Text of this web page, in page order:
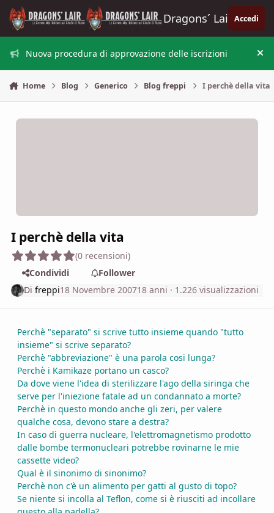
Vai al contenuto
Dragons´ Lair Accedi
Nuova procedura di approvazione delle iscrizioni
Home Blog Generico Blog freppi I perchè della vita
I perchè della vita
(0 recensioni)
Condividi
Follower
Difreppi18 Novembre 200718 anni · 1.226 visualizzazioni
Perchè "separato" si scrive tutto insieme quando "tutto
insieme" si scrive separato?
Perchè "abbreviazione" è una parola cosi lunga?
Perchè i Kamikaze portano un casco?
Da dove viene l'idea di sterilizzare l'ago della siringa che
serve per l'iniezione fatale ad un condannato a morte?
Perchè in questo mondo anche gli zeri, per valere
qualche cosa, devono stare a destra?
In caso di guerra nucleare, l'elettromagnetismo prodotto
dalle bombe termonucleari potrebbe rovinarne le mie
cassette video?
Qual è il sinonimo di sinonimo?
Perchè non c'è un alimento per gatti al gusto di topo?
Se niente si incolla al Teflon, come si è riusciti ad incollare